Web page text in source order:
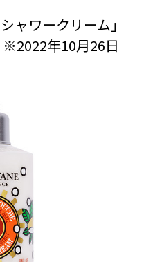
ャワークリーム」
※2022年10月26日